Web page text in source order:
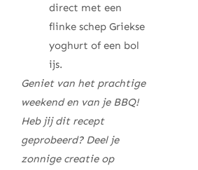
direct met een
flinke schep Griekse
yoghurt of een bol
ijs.
Geniet van het prachtige
weekend en van je BBQ!
Heb jij dit recept
geprobeerd? Deel je
zonnige creatie op